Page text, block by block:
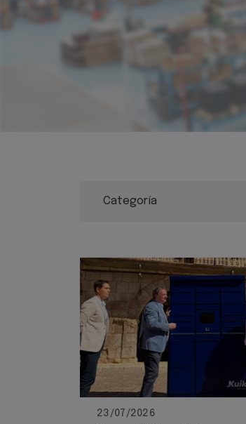
Ruta de
23/07/2026